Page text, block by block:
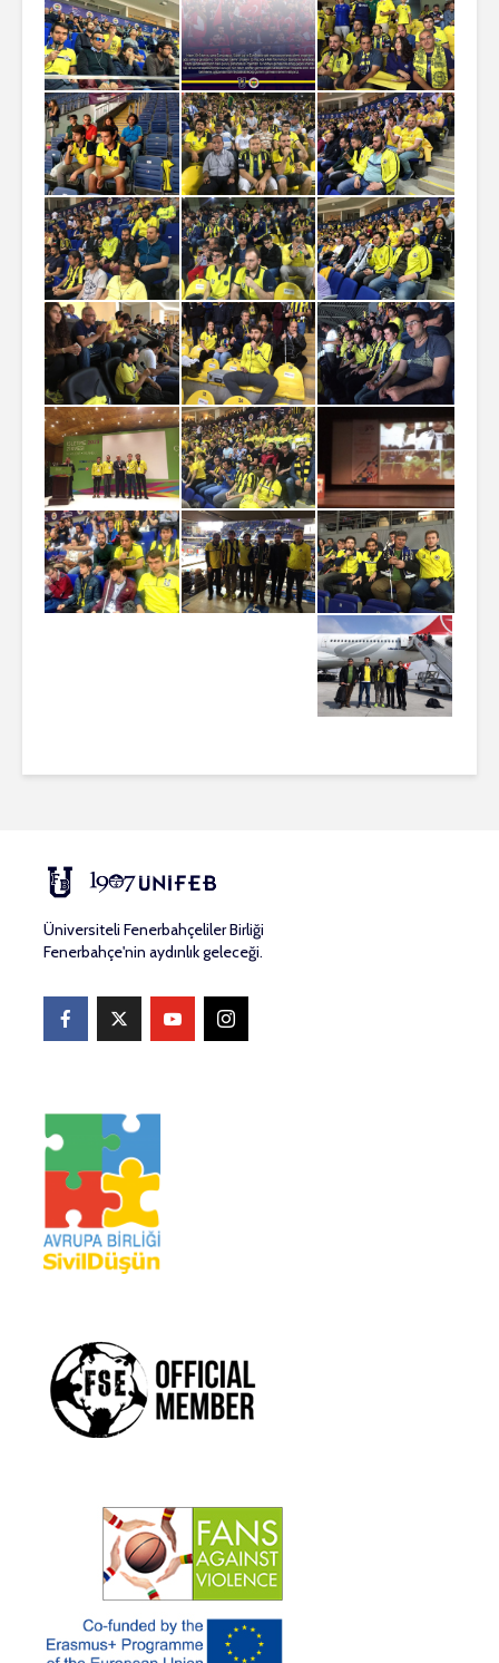
Üniversiteli Fenerbahçeliler Birliği
Fenerbahçe'nin aydınlık geleceği.